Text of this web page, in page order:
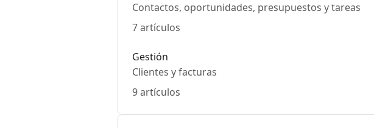
Contactos, oportunidades, presupuestos y tareas
7 artículos
Gestión
Clientes y facturas
9 artículos